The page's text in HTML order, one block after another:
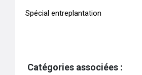
Spécial entreplantation
Catégories associées :